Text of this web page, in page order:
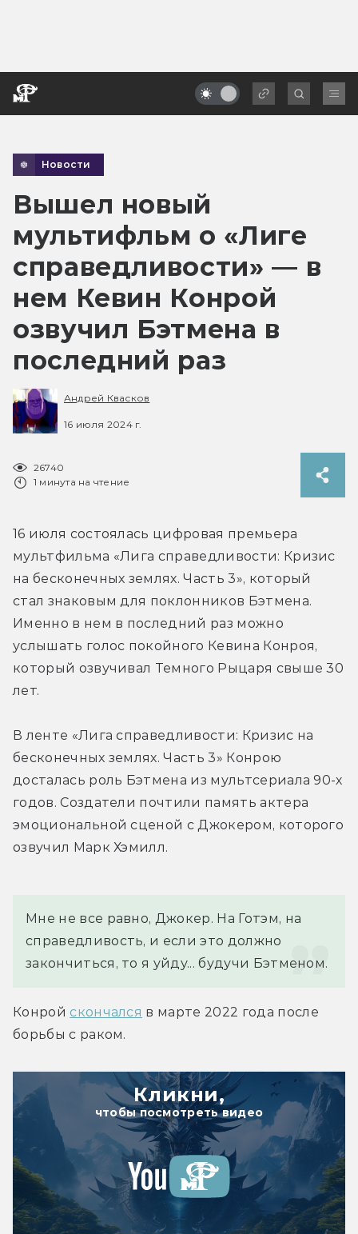
Новости
Вышел новый
мультифльм о «Лиге
справедливости» — в
нем Кевин Конрой
озвучил Бэтмена в
последний раз
Андрей Квасков
16 июля 2024 г.
26740
1 минута на чтение
16 июля состоялась цифровая премьера
мультфильма «Лига справедливости: Кризис
на бесконечных землях. Часть 3», который
стал знаковым для поклонников Бэтмена.
Именно в нем в последний раз можно
услышать голос покойного Кевина Конроя,
который озвучивал Темного Рыцаря свыше 30
лет.
В ленте «Лига справедливости: Кризис на
бесконечных землях. Часть 3» Конрою
досталась роль Бэтмена из мультсериала 90-х
годов. Создатели почтили память актера
эмоциональной сценой с Джокером, которого
озвучил Марк Хэмилл.
Мне не все равно, Джокер. На Готэм, на
справедливость, и если это должно
закончиться, то я уйду... будучи Бэтменом.
Конрой скончался в марте 2022 года после
борьбы с раком.
Кликни,
чтобы посмотреть видео